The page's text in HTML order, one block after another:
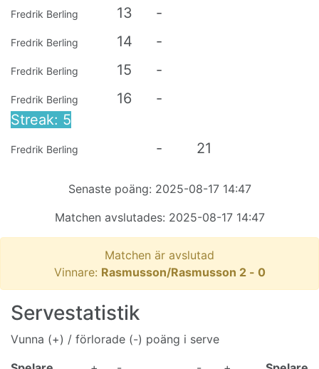
Fredrik Berling 13 -
Fredrik Berling 14 -
Fredrik Berling 15 -
Fredrik Berling
Streak: 5
16 -
Fredrik Berling - 21
Senaste poäng: 2025-08-17 14:47
Matchen avslutades: 2025-08-17 14:47
Matchen är avslutad
Vinnare: Rasmusson/Rasmusson 2- 0
Servestatistik
Vunna (+) / förlorade (-) poäng i serve